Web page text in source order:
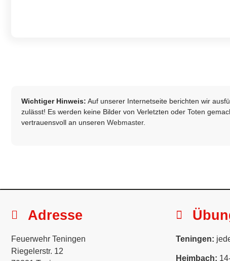
Wichtiger Hinweis: Auf unserer Internetseite berichten wir
zulässt! Es werden keine Bilder von Verletzten oder Toten
vertrauensvoll an unseren Webmaster.
Adresse
Feuerwehr Teningen
Riegelerstr. 12
Teningen:
Heimbach: